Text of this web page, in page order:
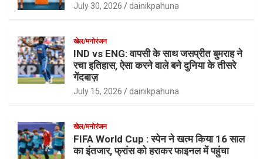
July 30, 2026 dainikpahuna
खेल/मनोरंजन
IND vs ENG: वापसी के साथ जसप्रीत बुमराह ने
रचा इतिहास, ऐसा करने वाले बने दुनिया के तीसरे
गेंदबाज़
July 15, 2026 dainikpahuna
खेल/मनोरंजन
FIFA World Cup : स्पेन ने खत्म किया 16 साल
का इंतजार, फ्रांस को हराकर फाइनल में पहुंचा